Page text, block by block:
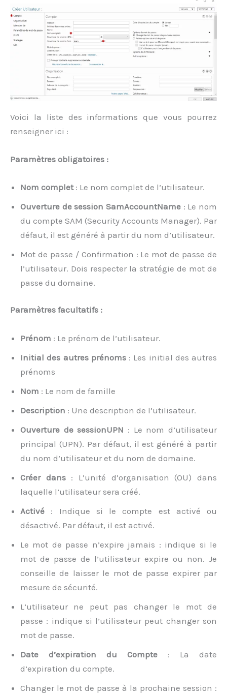
Voici la liste des informations que vous pourrez
renseigner ici :
Paramètres obligatoires :
Nom complet: Le nom complet de l’utilisateur.
Ouverture de session SamAccountName : Le nom
du compte SAM (Security Accounts Manager). Par
défaut, il est généré à partir du nom d’utilisateur.
Mot de passe / Confirmation : Le mot de passe de
l’utilisateur. Dois respecter la stratégie de mot de
passe du domaine.
Paramètres facultatifs :
Prénom : Le prénom de l’utilisateur.
Initial des autres prénoms: Les initial des autres
prénoms
Nom : Le nom de famille
Description : Une description de l’utilisateur.
Ouverture de sessionUPN : Le nom d’utilisateur
principal (UPN). Par défaut, il est généré à partir
du nom d’utilisateur et du nom de domaine.
Créer dans: L’unité d’organisation (OU) dans
laquelle l’utilisateur sera créé.
Activé : Indique si le compte est activé ou
désactivé. Par défaut, il est activé.
Le mot de passe n’expire jamais : indique si le
mot de passe de l’utilisateur expire ou non. Je
conseille de laisser le mot de passe expirer par
mesure de sécurité.
L’utilisateur ne peut pas changer le mot de
passe : indique si l’utilisateur peut changer son
mot de passe.
Date d’expiration du Compte : La date
d’expiration du compte.
Changer le mot de passe à la prochaine session :